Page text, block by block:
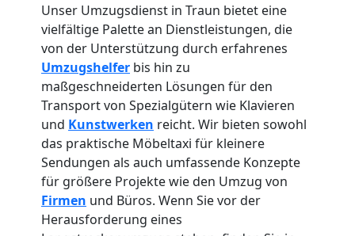
Unser Umzugsdienst in Traun bietet eine
vielfältige Palette an Dienstleistungen, die
von der Unterstützung durch erfahrenes
Umzugshelfer bis hin zu
maßgeschneiderten Lösungen für den
Transport von Spezialgütern wie Klavieren
und Kunstwerken reicht. Wir bieten sowohl
das praktische Möbeltaxi für kleinere
Sendungen als auch umfassende Konzepte
für größere Projekte wie den Umzug von
Firmen und Büros. Wenn Sie vor der
Herausforderung eines